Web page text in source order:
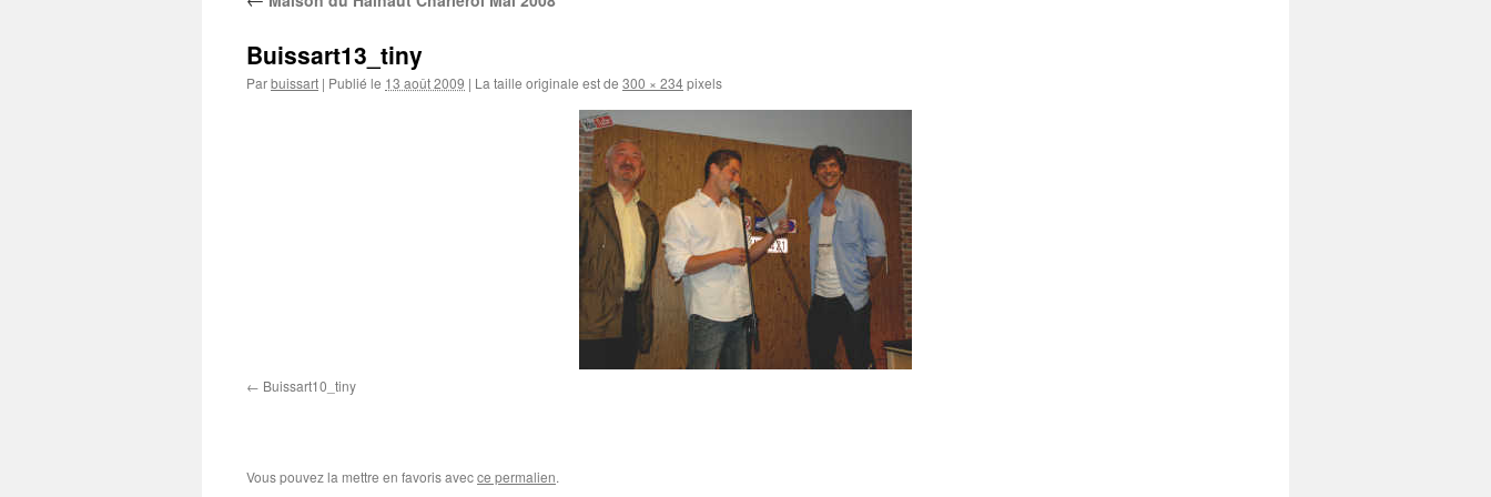
contenu
Buissart13_tiny
Parbuissart | Publié le 13 août 2009 | La taille originale est de 300 × 234pixels
Buissart10_tiny
Vous pouvez la mettre en favoris avecce permalien.